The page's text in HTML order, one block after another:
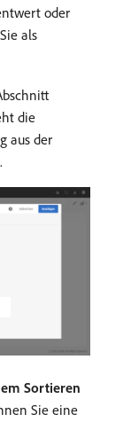
oder
als
die
aus der
Sortieren
Sie eine